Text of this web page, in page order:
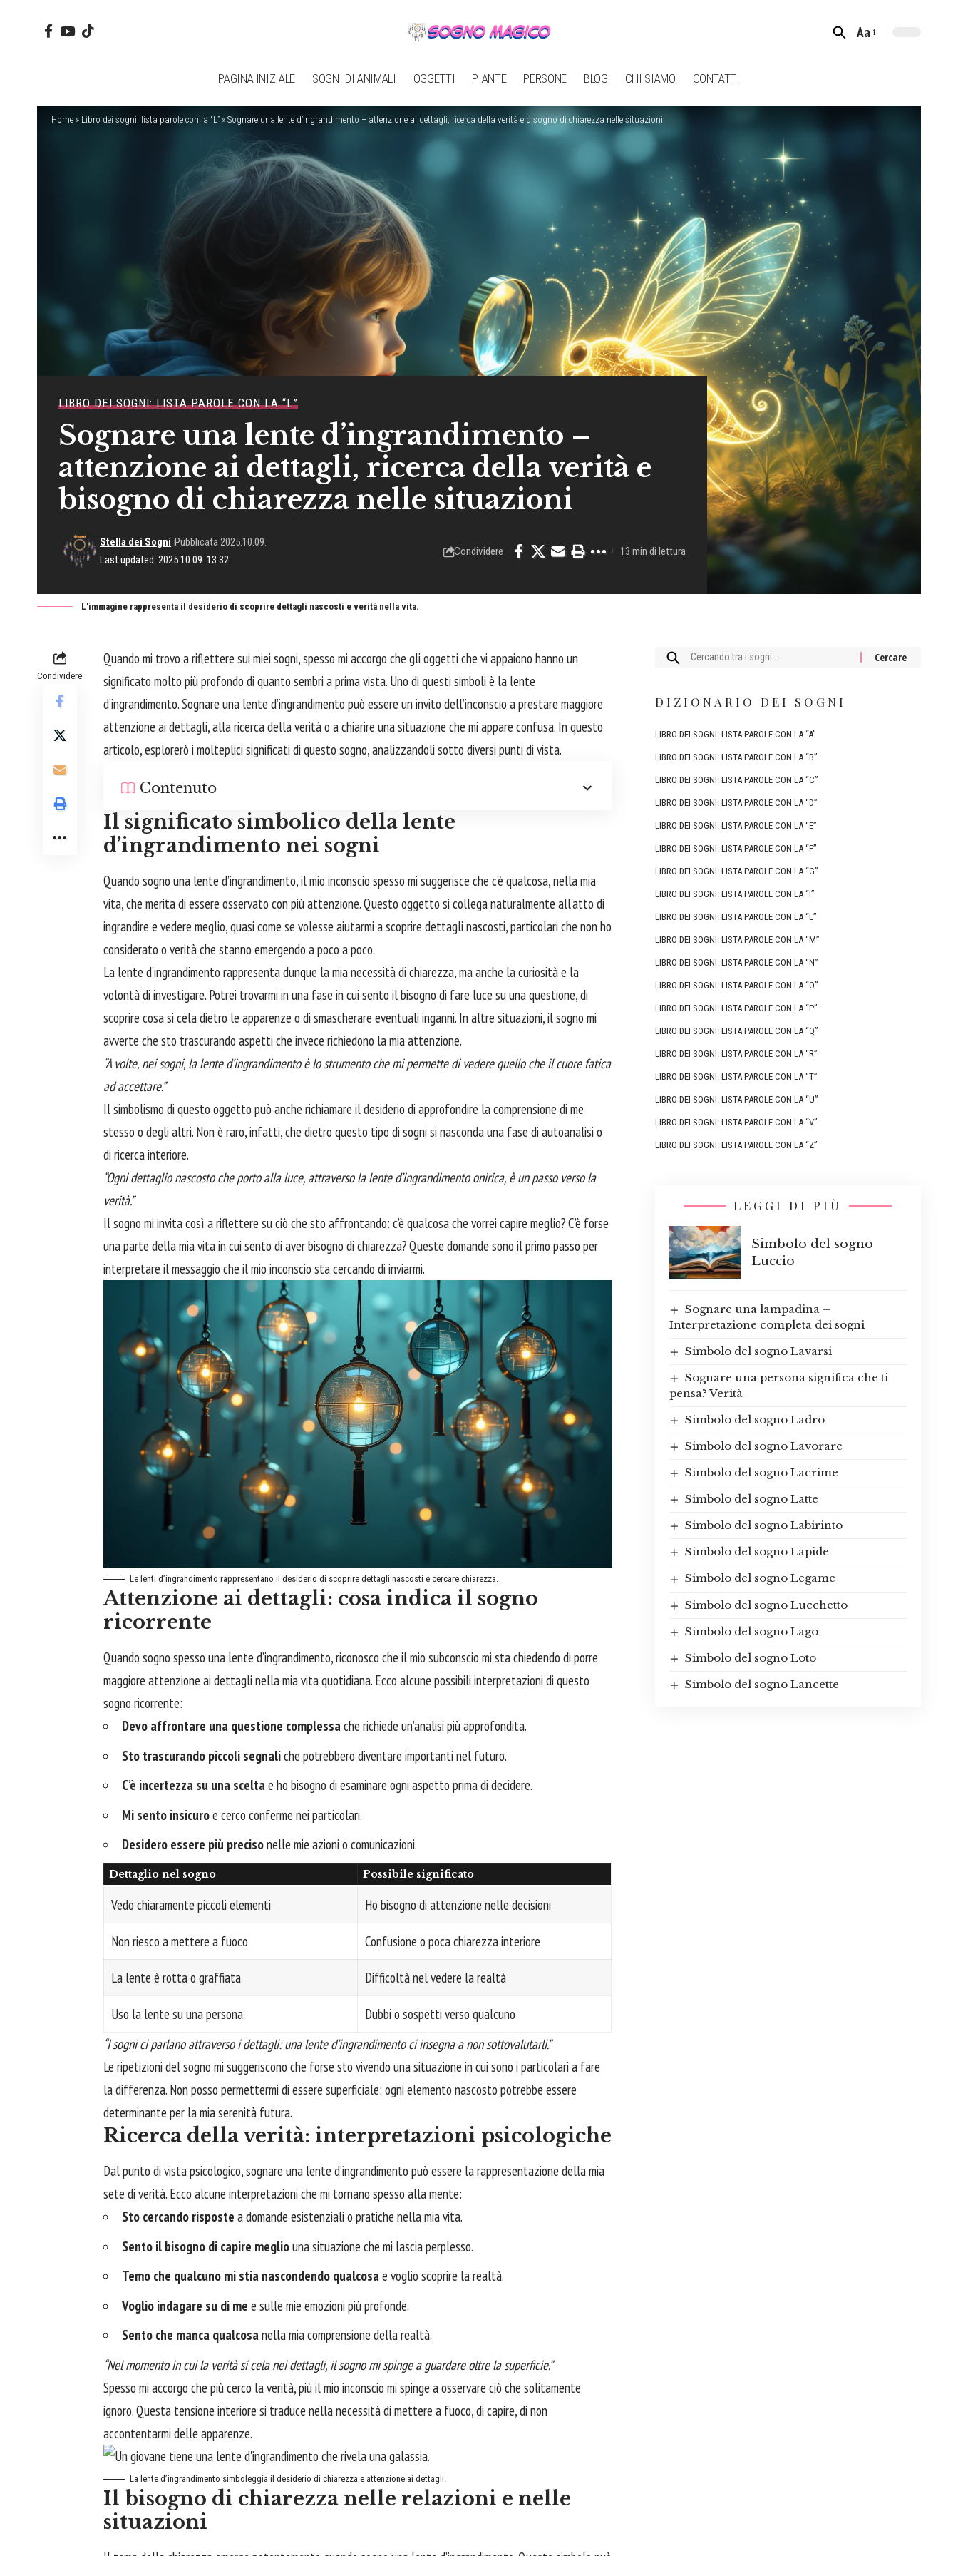
Font
Aa
PAGINA INIZIALE SOGNI DI ANIMALI OGGETTI PIANTE PERSONE BLOG CHI SIAMO CONTATTI
Home » Libro dei sogni: lista parole con la “L” » Sognare una lente d’ingrandimento – attenzione ai dettagli, ricerca della verità e bisogno di chiarezza nelle situazioni
LIBRO DEI SOGNI: LISTA PAROLE CON LA “L”
Sognare una lente d’ingrandimento –
attenzione ai dettagli, ricerca della verità e
bisogno di chiarezza nelle situazioni
Last updated: 2025.10.09. 13:32
Stella dei Sogni Pubblicata 2025.10.09.
Condividere 13 min di lettura
L'immagine rappresenta il desiderio di scoprire dettagli nascosti e verità nella vita.
Condividere
Quando mi trovo a riflettere sui miei sogni, spesso mi accorgo che gli oggetti che vi appaiono hanno un
significato molto più profondo di quanto sembri a prima vista. Uno di questi simboli è la lente
d’ingrandimento.Sognare una lente d’ingrandimento può essere un invito dell’inconscio a prestare maggiore
attenzione ai dettagli, alla ricerca della verità o a chiarire una situazione che mi appare confusa. In questo
articolo, esplorerò i molteplici significati di questo sogno, analizzandoli sotto diversi punti di vista.
Contenuto
Il significato simbolico della lente
d’ingrandimento nei sogni
Quando sogno una lente d’ingrandimento, il mio inconscio spesso mi suggerisce che c’è qualcosa, nella mia
vita, che merita di essere osservato con più attenzione. Questo oggetto si collega naturalmente all’atto di
ingrandire e vedere meglio, quasi come se volesse aiutarmi a scoprire dettagli nascosti, particolari che non ho
considerato o verità che stanno emergendo a poco a poco.
La lente d’ingrandimento rappresenta dunque la mia necessità di chiarezza, ma anche la curiosità e la
volontà di investigare. Potrei trovarmi in una fase in cui sento il bisogno di fare luce su una questione, di
scoprire cosa si cela dietro le apparenze o di smascherare eventuali inganni. In altre situazioni, il sogno mi
avverte che sto trascurando aspetti che invece richiedono la mia attenzione.
“A volte, nei sogni, la lente d’ingrandimento è lo strumento che mi permette di vedere quello che il cuore fatica
adaccettare.”
Il simbolismo di questo oggetto può anche richiamare il desiderio di approfondire la comprensione di me
stesso o degli altri. Non è raro, infatti, che dietro questo tipo di sogni si nasconda una fase di autoanalisi o
di ricerca interiore.
“Ogni dettaglio nascosto che porto alla luce, attraverso la lente d’ingrandimento onirica, è un passo verso la
verità.”
Il sogno mi invita così a riflettere su ciò che sto affrontando: c’è qualcosa che vorrei capire meglio? C’è forse
una parte della mia vita in cui sento di aver bisogno di chiarezza? Queste domande sono il primo passo per
interpretare il messaggio che il mio inconscio sta cercando di inviarmi.
Le lenti d’ingrandimento rappresentano il desiderio di scoprire dettagli nascosti e cercare chiarezza.
Attenzione ai dettagli: cosa indica il sogno
ricorrente
Quando sogno spesso una lente d’ingrandimento, riconosco che il mio subconscio mi sta chiedendo di porre
maggiore attenzione ai dettagli nella mia vita quotidiana. Ecco alcune possibili interpretazioni di questo
sogno ricorrente:
Devo affrontare una questione complessache richiede un’analisi più approfondita.
Sto trascurando piccoli segnaliche potrebbero diventare importanti nel futuro.
C’è incertezza su una sceltae ho bisogno di esaminare ogni aspetto prima di decidere.
Mi sento insicuroe cerco conferme nei particolari.
Desidero essere più precisonelle mie azioni o comunicazioni.
Dettaglio nel sogno Possibile significato
Vedo chiaramente piccoli elementi Ho bisogno di attenzione nelle decisioni
Non riesco a mettere a fuoco Confusione o poca chiarezza interiore
La lente è rotta o graffiata Difficoltà nel vedere la realtà
Uso la lente su una persona
Dubbi o sospetti verso qualcuno
“I sogni ci parlano attraverso i dettagli: una lente d’ingrandimento ci insegna a non sottovalutarli.”
Le ripetizioni del sogno mi suggeriscono che forse sto vivendo una situazione in cui sono i particolari a fare
la differenza. Non posso permettermi di essere superficiale: ogni elemento nascosto potrebbe essere
determinante per la mia serenità futura.
Ricerca della verità: interpretazioni psicologiche
Dal punto di vista psicologico, sognare una lente d’ingrandimento può essere la rappresentazione della mia
sete di verità. Ecco alcune interpretazioni che mi tornano spesso alla mente:
Sto cercando risposte a domande esistenziali o pratiche nella mia vita.
Sento il bisogno di capire megliouna situazione che mi lascia perplesso.
Temo che qualcuno mi stia nascondendo qualcosae voglio scoprire la realtà.
Voglio indagare su di me e sulle mie emozioni più profonde.
Sento che manca qualcosanella mia comprensione della realtà.
“Nel momento in cui la verità si cela nei dettagli, il sogno mi spinge a guardare oltre la superficie.”
Spesso mi accorgo che più cerco la verità, più il mio inconscio mi spinge a osservare ciò che solitamente
ignoro. Questa tensione interiore si traduce nella necessità di mettere a fuoco, di capire, di non
accontentarmi delle apparenze.
La lente d’ingrandimento simboleggia il desiderio di chiarezza e attenzione ai dettagli.
Il bisogno di chiarezza nelle relazioni e nelle
situazioni
Cercare:
DIZIONARIO DEI SOGNI
LIBRO DEI SOGNI: LISTA PAROLE CON LA “A”
LIBRO DEI SOGNI: LISTA PAROLE CON LA “B”
LIBRO DEI SOGNI: LISTA PAROLE CON LA “C”
LIBRO DEI SOGNI: LISTA PAROLE CON LA “D”
LIBRO DEI SOGNI: LISTA PAROLE CON LA “E”
LIBRO DEI SOGNI: LISTA PAROLE CON LA “F”
LIBRO DEI SOGNI: LISTA PAROLE CON LA “G”
LIBRO DEI SOGNI: LISTA PAROLE CON LA “I”
LIBRO DEI SOGNI: LISTA PAROLE CON LA “L”
LIBRO DEI SOGNI: LISTA PAROLE CON LA “M”
LIBRO DEI SOGNI: LISTA PAROLE CON LA “N”
LIBRO DEI SOGNI: LISTA PAROLE CON LA “O”
LIBRO DEI SOGNI: LISTA PAROLE CON LA “P”
LIBRO DEI SOGNI: LISTA PAROLE CON LA “Q”
LIBRO DEI SOGNI: LISTA PAROLE CON LA “R”
LIBRO DEI SOGNI: LISTA PAROLE CON LA “T”
LIBRO DEI SOGNI: LISTA PAROLE CON LA “U”
LIBRO DEI SOGNI: LISTA PAROLE CON LA “V”
LIBRO DEI SOGNI: LISTA PAROLE CON LA “Z”
LEGGI DI PIÙ
Simbolo del sogno
Luccio
Sognare una lampadina –
Interpretazione completa dei sogni
Simbolo del sogno Lavarsi
Sognare una persona significa che ti
pensa? Verità
Simbolo del sogno Ladro
Simbolo del sogno Lavorare
Simbolo del sogno Lacrime
Simbolo del sogno Latte
Simbolo del sogno Labirinto
Simbolo del sogno Lapide
Simbolo del sogno Legame
Simbolo del sogno Lucchetto
Simbolo del sogno Lago
Simbolo del sogno Loto
Simbolo del sogno Lancette